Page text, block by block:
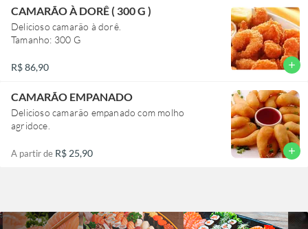
CAMARÃO À DORÊ ( 300 G )
Delicioso camarão à dorê.
Tamanho: 300 G
R$ 86,90 add
CAMARÃO EMPANADO
Delicioso camarão empanado com molho
agridoce.
A partir de R$ 25,90 add